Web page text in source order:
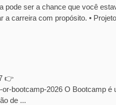
pode ser a chance que você
carreira com propósito. •
👉
bootcamp-2026 O Bootcamp é
de ...